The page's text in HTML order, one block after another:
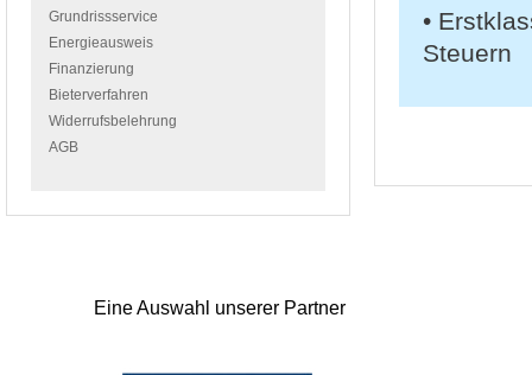
Grundrissservice
Energieausweis
Finanzierung
Bieterverfahren
Widerrufsbelehrung
AGB
•
Steuern
Eine Auswahl unserer Partner